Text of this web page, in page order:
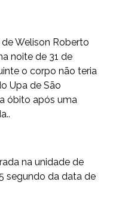
Welison Roberto
noite de 31 de
o corpo não teria
Upa de São
óbito após uma
na unidade de
segundo da data de